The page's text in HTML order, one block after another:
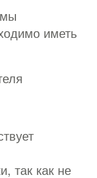
иметь
так как не